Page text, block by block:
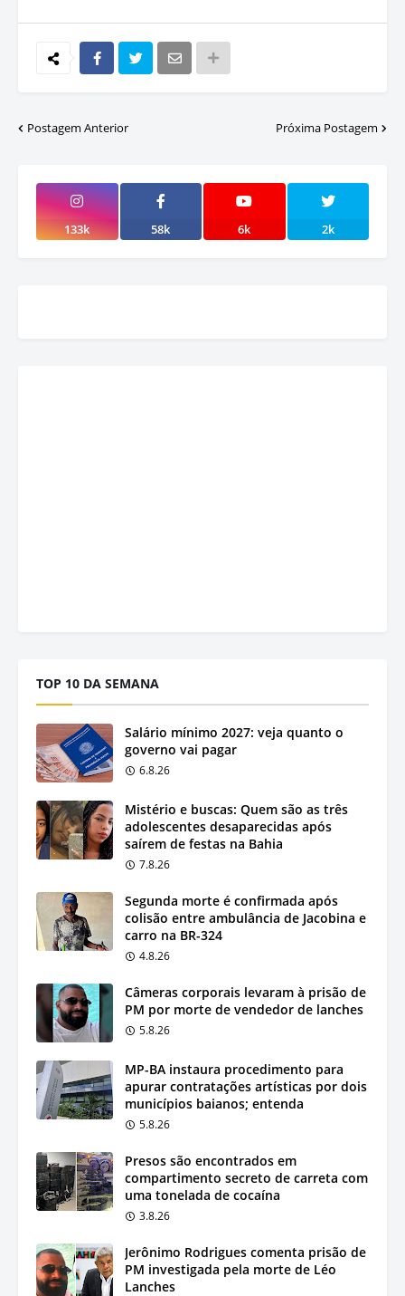
Postagem Anterior Próxima Postagem
133k 58k 6k 2k
TOP 10 DA SEMANA
Salário mínimo 2027: veja quanto o
governo vai pagar
6.8.26
Mistério e buscas: Quem são as três
adolescentes desaparecidas após
saírem de festas na Bahia
7.8.26
Segunda morte é confirmada após
colisão entre ambulância de Jacobina e
carro na BR-324
4.8.26
Câmeras corporais levaram à prisão de
PM por morte de vendedor de lanches
5.8.26
MP-BA instaura procedimento para
apurar contratações artísticas por dois
municípios baianos; entenda
5.8.26
Presos são encontrados em
compartimento secreto de carreta com
uma tonelada de cocaína
3.8.26
Jerônimo Rodrigues comenta prisão de
PM investigada pela morte de Léo
Lanches